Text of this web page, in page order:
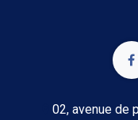
02, avenue de